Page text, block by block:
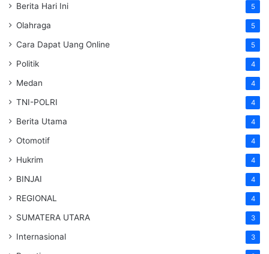
Berita Hari Ini 5
Olahraga 5
Cara Dapat Uang Online 5
Politik 4
Medan 4
TNI-POLRI 4
Berita Utama 4
Otomotif 4
Hukrim 4
BINJAI 4
REGIONAL 4
SUMATERA UTARA 3
Internasional 3